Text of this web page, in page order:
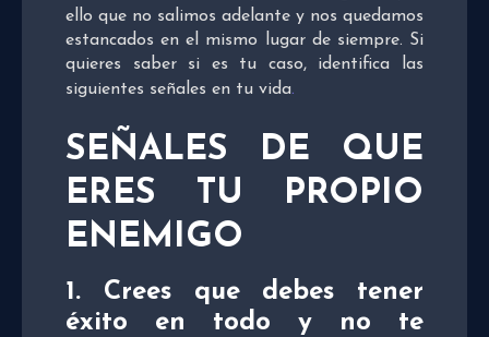
ello que no salimos adelante y nos quedamos
estancados en el mismo lugar de siempre. Si
quieres saber si es tu caso, identifica las
siguientes señales en tu vida.
SEÑALES DE QUE
ERES TU PROPIO
ENEMIGO
1. Crees que debes tener
éxito en todo y no te